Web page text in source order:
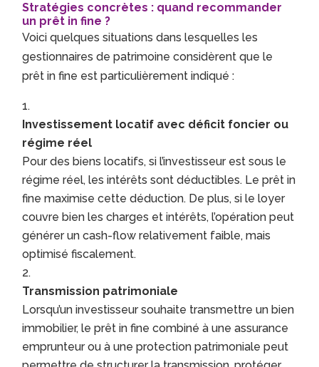
Stratégies concrètes : quand recommander
un prêt in fine ?
Voici quelques situations dans lesquelles les
gestionnaires de patrimoine considèrent que le
prêt in fine est particulièrement indiqué :
Investissement locatif avec déficit foncier ou
régime réel
Pour des biens locatifs, si l’investisseur est sous le
régime réel, les intérêts sont déductibles. Le prêt in
fine maximise cette déduction. De plus, si le loyer
couvre bien les charges et intérêts, l’opération peut
générer un cash-flow relativement faible, mais
optimisé fiscalement.
Transmission patrimoniale
Lorsqu’un investisseur souhaite transmettre un bien
immobilier, le prêt in fine combiné à une assurance
emprunteur ou à une protection patrimoniale peut